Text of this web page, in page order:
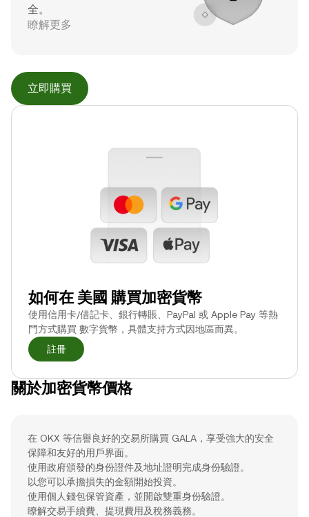
全。
瞭解更多
立即購買
如何在 美國 購買加密貨幣
使用信用卡/借記卡、銀行轉賬、PayPal 或 Apple Pay 等熱
門方式購買 數字貨幣，具體支持方式因地區而異。
註冊
關於加密貨幣價格
在 OKX 等信譽良好的交易所購買 GALA，享受強大的安全
保障和友好的用戶界面。
使用政府頒發的身份證件及地址證明完成身份驗證。
以您可以承擔損失的金額開始投資。
使用個人錢包保管資產，並開啟雙重身份驗證。
瞭解交易手續費、提現費用及稅務義務。